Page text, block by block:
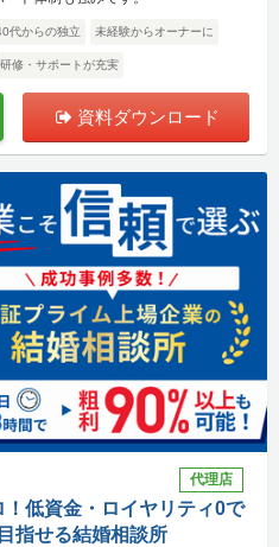
代からの独立 未経験からオーナーに
研修・サポートが充実
資料ダウンロード
代理店
低資金・ロイヤリティ0で
指せる結婚相談所